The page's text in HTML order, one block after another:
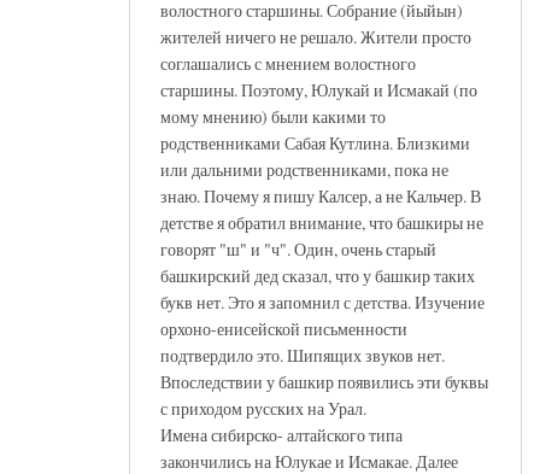
волостного старшины. Собрание (йыйын)
жителей ничего не решало. Жители просто
соглашались с мнением волостного
старшины. Поэтому, Юлукай и Исмакай (по
мому мнению) были какими то
родственниками Сабая Кутлина. Близкими
или дальними родственниками, пока не
знаю. Почему я пишу Калсер, а не Кальчер. В
детстве я обратил внимание, что башкиры не
говорят "ш" и "ч". Один, очень старый
башкирский дед сказал, что у башкир таких
букв нет. Это я запомнил с детства. Изучение
орхоно-енисейской письменности
подтвердило это. Шипящих звуков нет.
Впоследствии у башкир появились эти буквы
с приходом русских на Урал.
Имена сибирско- алтайского типа
закончились на Юлукае и Исмакае. Далее